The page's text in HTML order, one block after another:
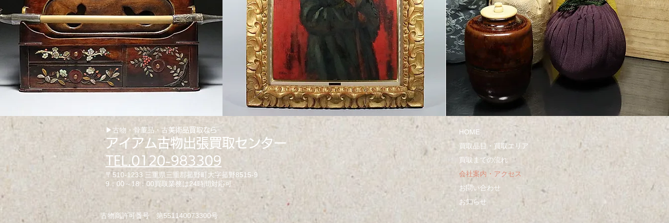
▶古物・骨董品・古美術品買取なら
アイアム古物出張買取センター
TEL.0120-983309
〒510-1233 三重県三重郡菰野町大字菰野8515-9
9：00～18：00買取業務は24時間対応可​
HOME
買取品目・買取エリア
買取までの流れ
会社案内・アクセス
お問い合わせ
お知らせ
古物商許可番号 第551140073300号